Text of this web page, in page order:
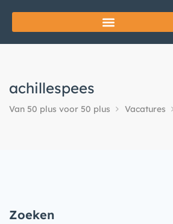
achillespees
Van 50 plus voor 50 plus Vacatures
Zoeken